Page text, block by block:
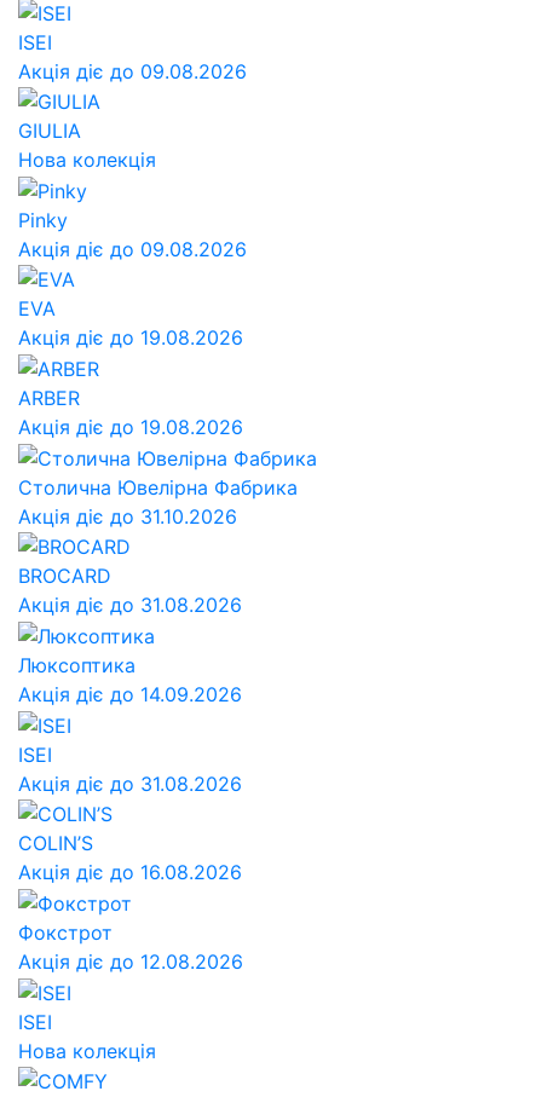
ISEI
Акція діє до 09.08.2026
GIULIA
Нова колекція
Pinky
Акція діє до 09.08.2026
EVA
Акція діє до 19.08.2026
ARBER
Акція діє до 19.08.2026
Столична Ювелірна Фабрика
Акція діє до 31.10.2026
BROCARD
Акція діє до 31.08.2026
Люксоптика
Акція діє до 14.09.2026
ISEI
Акція діє до 31.08.2026
COLIN’S
Акція діє до 16.08.2026
Фокстрот
Акція діє до 12.08.2026
ISEI
Нова колекція